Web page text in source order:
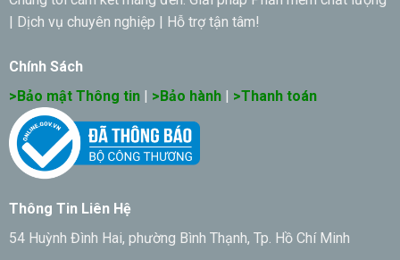
| Dịch vụ chuyên nghiệp | Hỗ trợ tận tâm!
Chính Sách
>Bảo mật Thông tin| >Bảo hành| >Thanh toán
Thông Tin Liên Hệ
54 Huỳnh Đình Hai, phường Bình Thạnh, Tp. Hồ Chí Minh